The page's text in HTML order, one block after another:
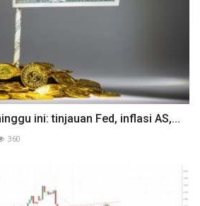
ini: tinjauan Fed, inflasi AS,...
360